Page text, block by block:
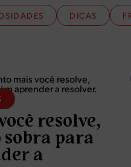
DICAS
resolve,
sobra para
a